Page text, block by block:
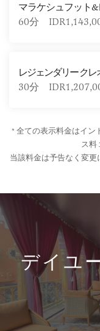
マラケシュフット
60分
レジェンダリー ク
30分
* 全ての表示料金はイン
ス
当該料金は予告なく変
デイユ